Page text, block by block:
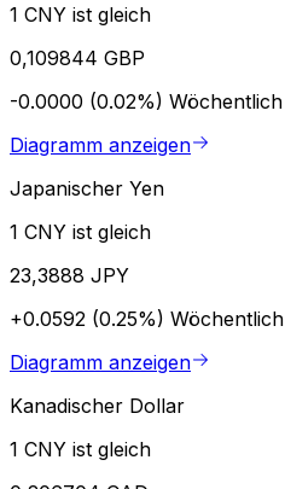
1 CNY ist gleich
0,109844 GBP
-0.0000 (0.02%) Wöchentlich
Diagramm anzeigen
Japanischer Yen
1 CNY ist gleich
23,3888 JPY
+0.0592 (0.25%) Wöchentlich
Diagramm anzeigen
Kanadischer Dollar
1 CNY ist gleich